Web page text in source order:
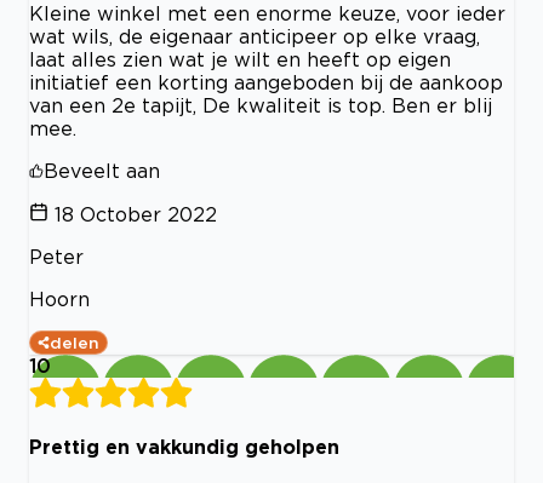
Kleine winkel met een enorme keuze, voor ieder
wat wils, de eigenaar anticipeer op elke vraag,
laat alles zien wat je wilt en heeft op eigen
initiatief een korting aangeboden bij de aankoop
van een 2e tapijt, De kwaliteit is top. Ben er blij
mee.
Beveelt aan
18 October 2022
Peter
Hoorn
delen
10
Prettig en vakkundig geholpen